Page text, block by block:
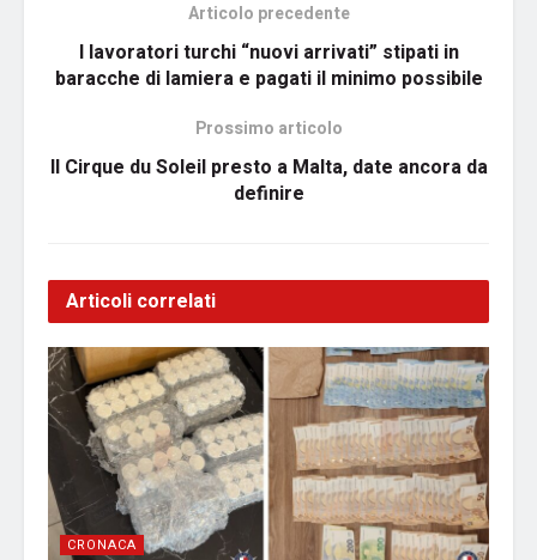
Articolo precedente
I lavoratori turchi “nuovi arrivati” stipati in
baracche di lamiera e pagati il minimo possibile
Prossimo articolo
Il Cirque du Soleil presto a Malta, date ancora da
definire
Articoli correlati
CRONACA